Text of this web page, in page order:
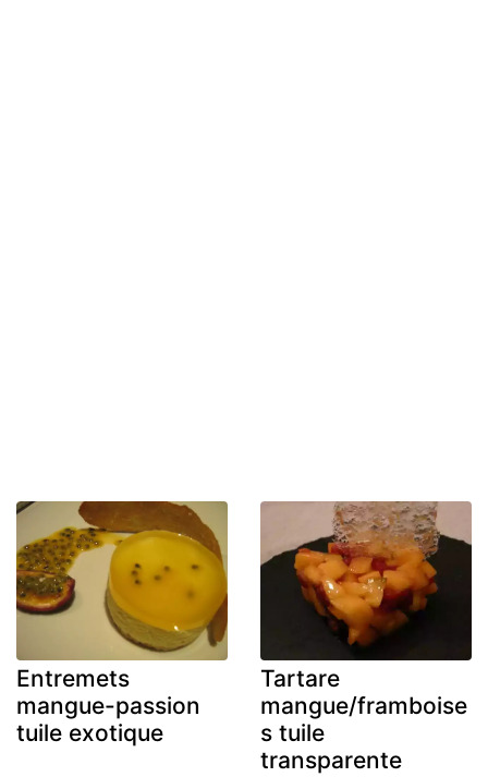
Entremets
mangue-passion
tuile exotique
Tartare
mangue/framboise
s tuile
transparente